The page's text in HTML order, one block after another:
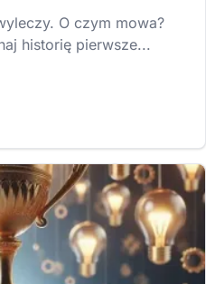
O czym mowa?
historię pierwsze...